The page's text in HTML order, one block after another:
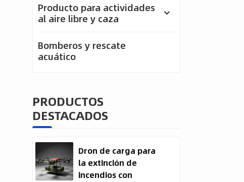
Producto para actividades
al aire libre y caza
Bomberos y rescate
acuático
PRODUCTOS
DESTACADOS
Dron de carga para
la extinción de
incendios con